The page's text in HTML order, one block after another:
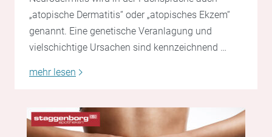
„atopische Dermatitis“ oder „atopisches Ekzem“
genannt. Eine genetische Veranlagung und
vielschichtige Ursachen sind kennzeichnend …
mehr lesen